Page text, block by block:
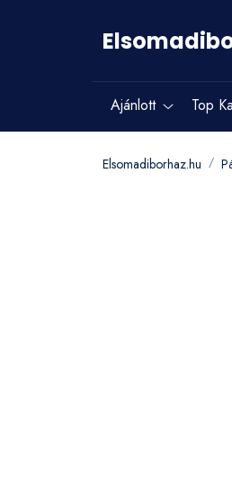
Ajánlott Top
Elsomadiborhaz.hu